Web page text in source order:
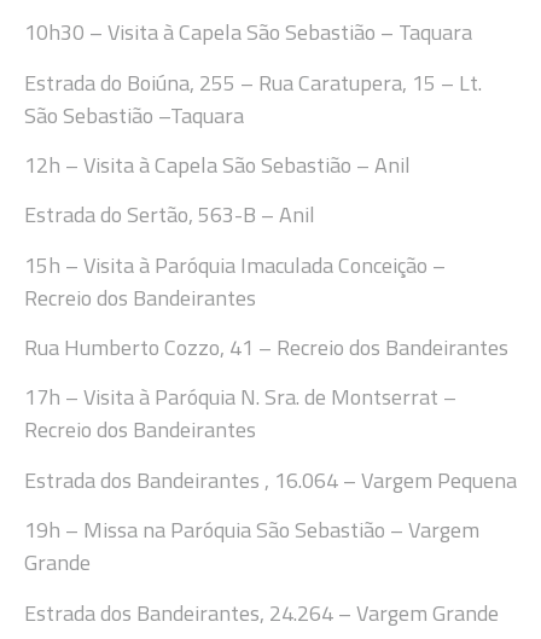
10h30 – Visita à Capela São Sebastião – Taquara
Estrada do Boiúna, 255 – Rua Caratupera, 15 – Lt.
São Sebastião –Taquara
12h – Visita à Capela São Sebastião – Anil
Estrada do Sertão, 563-B –Anil
15h – Visita à Paróquia Imaculada Conceição –
Recreio dos Bandeirantes
Rua Humberto Cozzo, 41 – Recreio dos Bandeirantes
17h – Visita à Paróquia N. Sra. de Montserrat –
Recreio dos Bandeirantes
Estrada dos Bandeirantes , 16.064 – Vargem Pequena
19h – Missa na Paróquia São Sebastião – Vargem
Grande
Estrada dos Bandeirantes, 24.264 – Vargem Grande